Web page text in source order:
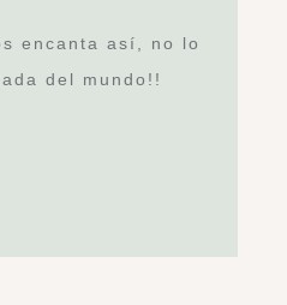
encanta así, no lo
del mundo!!